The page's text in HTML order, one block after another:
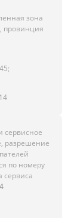
зона
провинция
сервисное
разрешение
по номеру
сервиса